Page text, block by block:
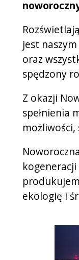
jest
oraz
spędzony
Z okazji
spełnienia
ekologię i